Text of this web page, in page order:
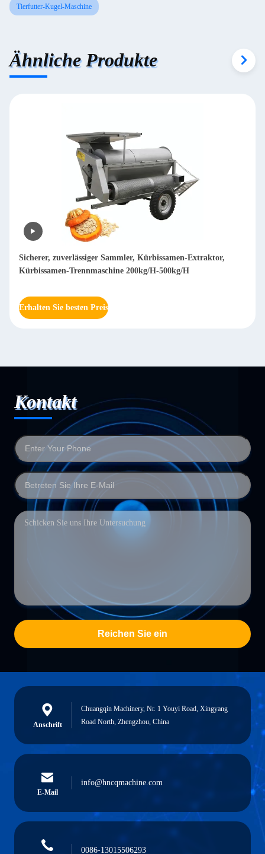
Tierfutter-Kugel-Maschine
Ähnliche Produkte
Schleifmaschine für das Schleppen von Holz
Erhalten Sie besten Preis
Kontakt
Reichen Sie ein
Anschrift
Chuangqin Machinery, Nr. 1 Youyi Road, Xingyang
Road North, Zhengzhou, China
E-Mail
info@hncqmachine.com
0086-13015506293